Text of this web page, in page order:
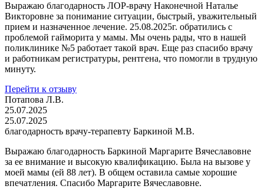
Выражаю благодарность ЛОР-врачу Наконечной Наталье
Викторовне за понимание ситуации, быстрый, уважительный
прием и назначенное лечение. 25.08.2025г. обратились с
проблемой гайморита у мамы. Мы очень рады, что в нашей
поликлинике №5 работает такой врач. Еще раз спасибо врачу
и работникам регистратуры, рентгена, что помогли в трудную
минуту.
Перейти к отзыву
Потапова Л.В.
25.07.2025
25.07.2025
благодарность врачу-терапевту Баркиной М.В.
Выражаю благодарность Баркиной Маргарите Вячеславовне
за ее внимание и высокую квалификацию. Была на вызове у
моей мамы (ей 88 лет). В общем оставила самые хорошие
впечатления. Спасибо Маргарите Вячеславовне.